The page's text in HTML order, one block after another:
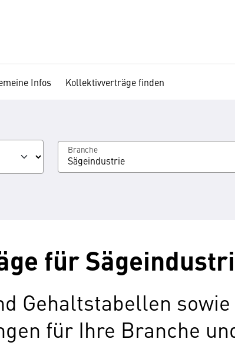
Infos Kollektivverträge finden
Branche
Sägeindustrie
für
Gehaltstabellen
für Ihre Branche